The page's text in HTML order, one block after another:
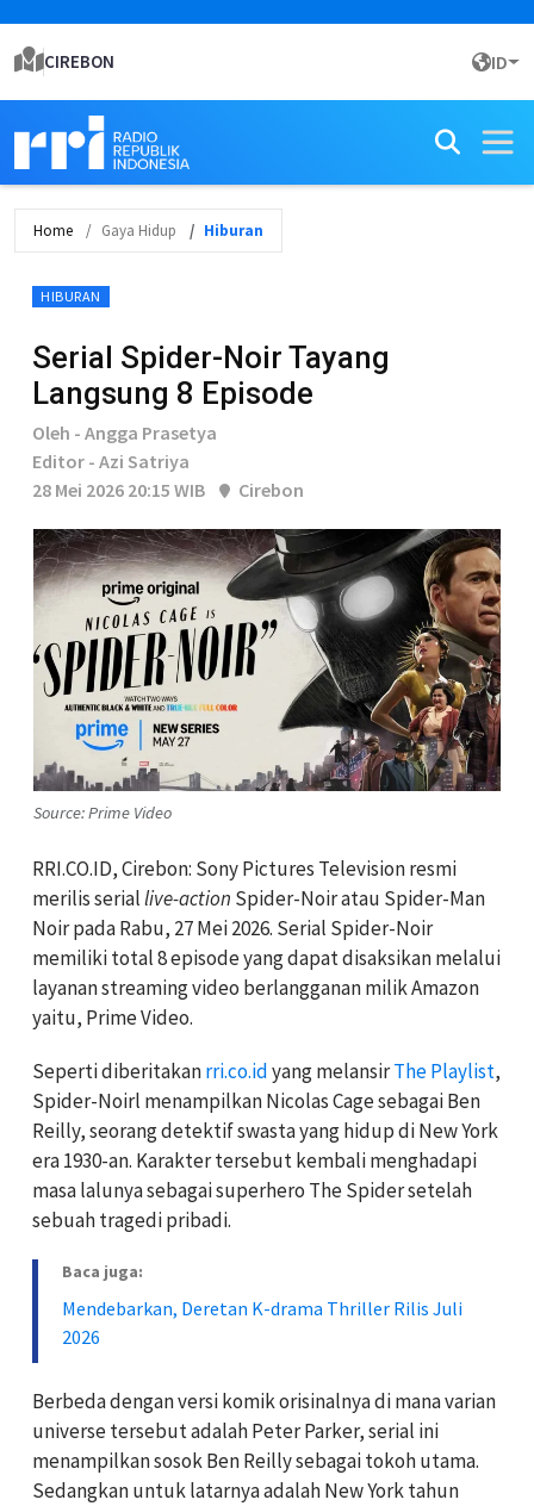
CIREBON ID
Home Gaya Hidup Hiburan
HIBURAN
Serial Spider-Noir Tayang
Langsung 8 Episode
Oleh - Angga Prasetya
Editor - Azi Satriya
28 Mei 2026 20:15 WIB
Cirebon
Source: Prime Video
RRI.CO.ID, Cirebon: Sony Pictures Television resmi
merilis seriallive-action Spider-Noir atau Spider-Man
Noir pada Rabu, 27 Mei 2026. Serial Spider-Noir
memiliki total 8 episode yang dapat disaksikan melalui
layanan streaming video berlangganan milik Amazon
yaitu, Prime Video.
Seperti diberitakanrri.co.idyang melansirThe Playlist,
Spider-Noirl menampilkan Nicolas Cage sebagai Ben
Reilly, seorang detektif swasta yang hidup di New York
era 1930-an. Karakter tersebut kembali menghadapi
masa lalunya sebagai superhero The Spider setelah
sebuah tragedi pribadi.
Baca juga:
Mendebarkan, Deretan K-drama Thriller Rilis Juli
2026
Berbeda dengan versi komik orisinalnya di mana varian
universe tersebut adalah Peter Parker, serial ini
menampilkan sosok Ben Reilly sebagai tokoh utama.
Sedangkan untuk latarnya adalah New York tahun